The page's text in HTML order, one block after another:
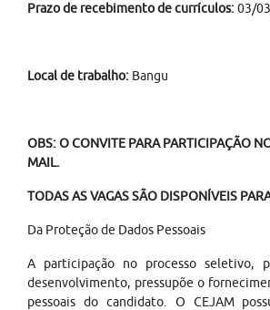
Prazo de recebimento de currículos:03/
Local de trabalho: Bangu
OBS: O CONVITE PARA PARTICIPAÇÃO
MAIL.
TODAS AS VAGAS SÃO DISPONÍVEIS
Da Proteção de Dados Pessoais
A participação no processo seletivo,
desenvolvimento, pressupõe o
pessoais do candidato. O CEJAM